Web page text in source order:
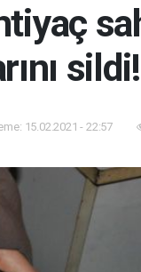
sildi!
15.02.2021 - 22:57